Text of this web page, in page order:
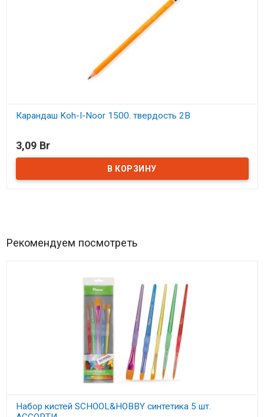
Карандаш Koh-I-Noor 1500. твердость 2B
3,09 Br
Рекомендуем посмотреть
Набор кистей SCHOOL&HOBBY синтетика 5 шт.